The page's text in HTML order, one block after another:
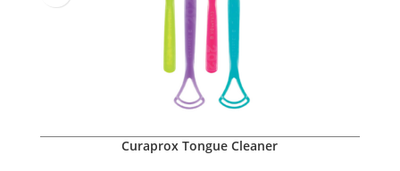
Curaprox Tongue Cleaner